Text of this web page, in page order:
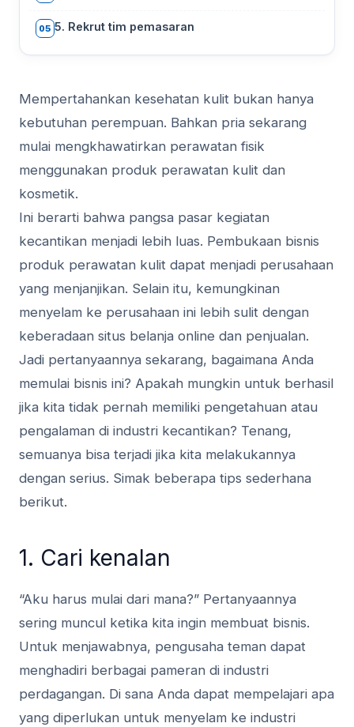
05 5. Rekrut tim pemasaran
Mempertahankan kesehatan kulit bukan hanya
kebutuhan perempuan. Bahkan pria sekarang
mulai mengkhawatirkan perawatan fisik
menggunakan produk perawatan kulit dan
kosmetik.
Ini berarti bahwa pangsa pasar kegiatan
kecantikan menjadi lebih luas. Pembukaan bisnis
produk perawatan kulit dapat menjadi perusahaan
yang menjanjikan. Selain itu, kemungkinan
menyelam ke perusahaan ini lebih sulit dengan
keberadaan situs belanja online dan penjualan.
Jadi pertanyaannya sekarang, bagaimana Anda
memulai bisnis ini? Apakah mungkin untuk berhasil
jika kita tidak pernah memiliki pengetahuan atau
pengalaman di industri kecantikan? Tenang,
semuanya bisa terjadi jika kita melakukannya
dengan serius. Simak beberapa tips sederhana
berikut.
1. Cari kenalan
“Aku harus mulai dari mana?” Pertanyaannya
sering muncul ketika kita ingin membuat bisnis.
Untuk menjawabnya, pengusaha teman dapat
menghadiri berbagai pameran di industri
perdagangan. Di sana Anda dapat mempelajari apa
yang diperlukan untuk menyelam ke industri